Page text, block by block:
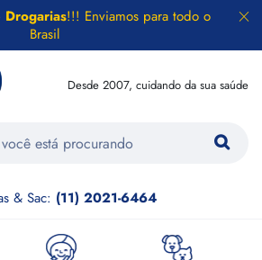
Drogarias!!! Enviamos para todo o
Brasil
Desde 2007, cuidando da sua saúde
& Sac: (11) 2021-6464